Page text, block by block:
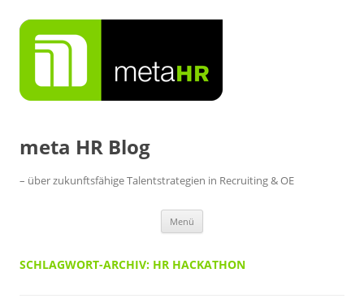
Inhalt
springen
meta HR Blog
– über zukunftsfähige Talentstrategien in Recruiting & OE
Menü
SCHLAGWORT-ARCHIV: HR HACKATHON